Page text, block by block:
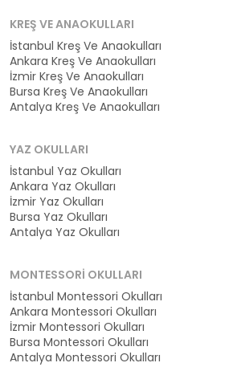
KREŞ VE ANAOKULLARI
İstanbul Kreş Ve Anaokulları
Ankara Kreş Ve Anaokulları
İzmir Kreş Ve Anaokulları
Bursa Kreş Ve Anaokulları
Antalya Kreş Ve Anaokulları
YAZ OKULLARI
İstanbul Yaz Okulları
Ankara Yaz Okulları
İzmir Yaz Okulları
Bursa Yaz Okulları
Antalya Yaz Okulları
MONTESSORI OKULLARI
İstanbul Montessori Okulları
Ankara Montessori Okulları
İzmir Montessori Okulları
Bursa Montessori Okulları
Antalya Montessori Okulları